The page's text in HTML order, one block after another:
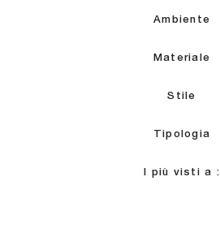
Ambiente
Materiale
Stile
Tipologia
I più visti a :